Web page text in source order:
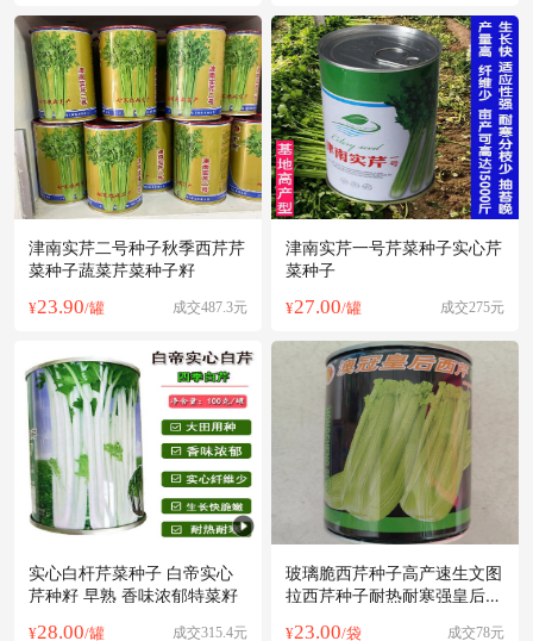
津南实芹二号种子秋季西芹芹
菜种子蔬菜芹菜种子籽
¥23.90/罐 成交487.3元
津南实芹一号芹菜种子实心芹
菜种子
¥27.00/罐 成交275元
实心白杆芹菜种子 白帝实心
芹种籽 早熟 香味浓郁特菜籽
¥28.00/罐 成交315.4元
玻璃脆西芹种子高产速生文图
拉西芹种子耐热耐寒强皇后西
¥23.00/袋 成交78元